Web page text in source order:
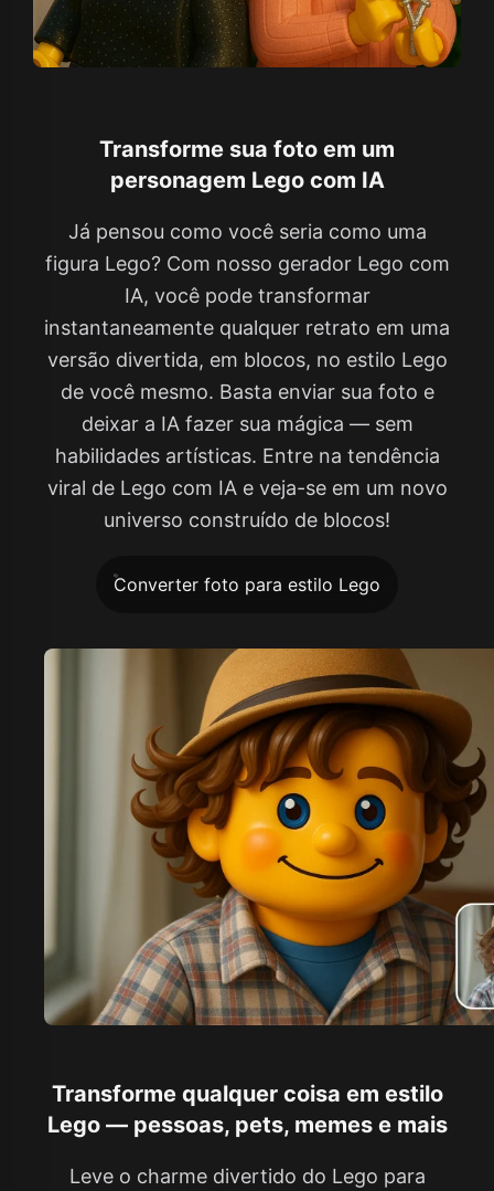
Transforme sua foto em um
personagem Lego com IA
Já pensou como você seria como uma
figura Lego? Com nosso gerador Lego com
IA, você pode transformar
instantaneamente qualquer retrato em uma
versão divertida, em blocos, no estilo Lego
de você mesmo. Basta enviar sua foto e
deixar a IA fazer sua mágica — sem
habilidades artísticas. Entre na tendência
viral de Lego com IA e veja-se em um novo
universo construído de blocos!
Converter foto para estilo Lego
Transforme qualquer coisa em estilo
Lego — pessoas, pets, memes e mais
Leve o charme divertido do Lego para